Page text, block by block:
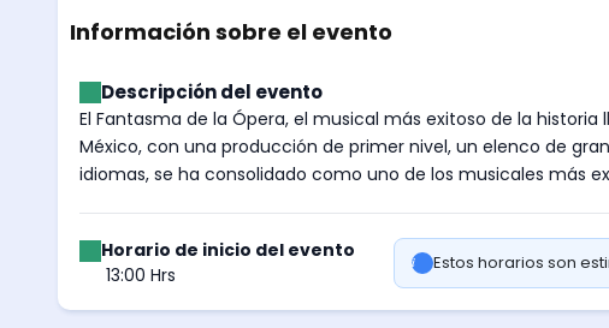
Información sobre el evento
Descripción del evento
El Fantasma de la Ópera, el musical más exitoso de la
México, con una producción de primer nivel, un elenco de
idiomas, se ha consolidado como uno de los musicales más
Horario de inicio del evento
13:00 Hrs
Estos horarios son